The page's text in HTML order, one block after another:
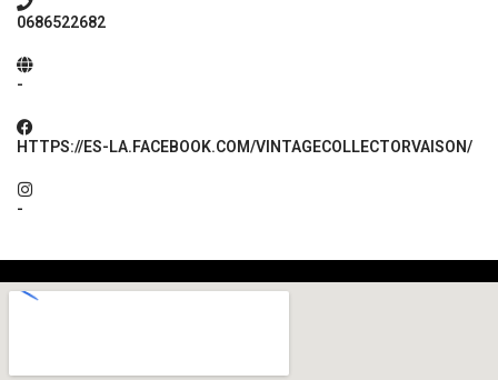
0686522682
-
HTTPS://ES-LA.FACEBOOK.COM/VINTAGECOLLECTORVAISON/
-